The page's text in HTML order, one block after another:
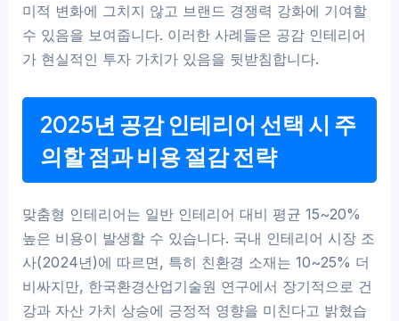
미적 변화에 그치지 않고 브랜드 경쟁력 강화에 기여할
수 있음을 보여줍니다. 이러한 사례들은 공감 인테리어
가 현실적인 투자 가치가 있음을 뒷받침합니다.
2025년 공감 인테리어 선택 시 주
의할 점과 비용 절감 전략
맞춤형 인테리어는 일반 인테리어 대비 평균 15~20%
높은 비용이 발생할 수 있습니다. 국내 인테리어 시장 조
사(2024년)에 따르면, 특히 친환경 소재는 10~25% 더
비싸지만, 한국환경산업기술원 연구에서 장기적으로 건
강과 자산 가치 상승에 긍정적 영향을 미친다고 밝혔습